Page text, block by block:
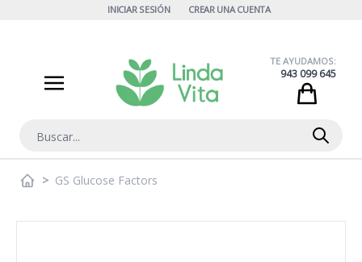
INICIAR SESIÓN CREAR UNA CUENTA
Buscar
TE AYUDAMOS:
943 099 645
> GS Glucose Factors